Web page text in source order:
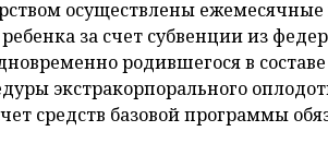
осуществлены
за счет субвенции из
родившегося в
экстракорпорального
средств базовой программы